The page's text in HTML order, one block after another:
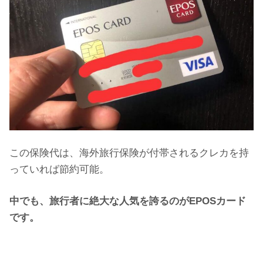
この保険代は、海外旅行保険が付帯されるクレカを持
っていれば節約可能。
中でも、旅行者に絶大な人気を誇るのがEPOSカード
です。